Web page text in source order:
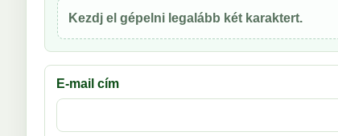
Kezdj el gépelni legalább két karaktert.
E-mail cím